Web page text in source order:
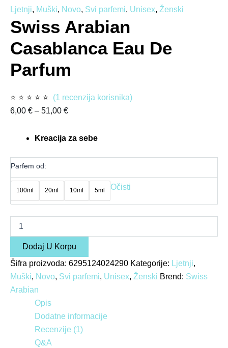
Ljetnji, Muški, Novo, Svi parfemi, Unisex, Ženski
Swiss Arabian
Casablanca Eau De
Parfum
⭐ ⭐ ⭐ ⭐ ⭐ (1 recenzija korisnika)
6,00 € – 51,00 €
Kreacija za sebe
Parfem od:
100ml 20ml 10ml 5ml Očisti
Dodaj U Korpu
Šifra proizvoda: 6295124024290 Kategorije: Ljetnji,
Muški, Novo, Svi parfemi, Unisex, Ženski Brend: Swiss
Arabian
Opis
Dodatne informacije
Recenzije (1)
Q&A